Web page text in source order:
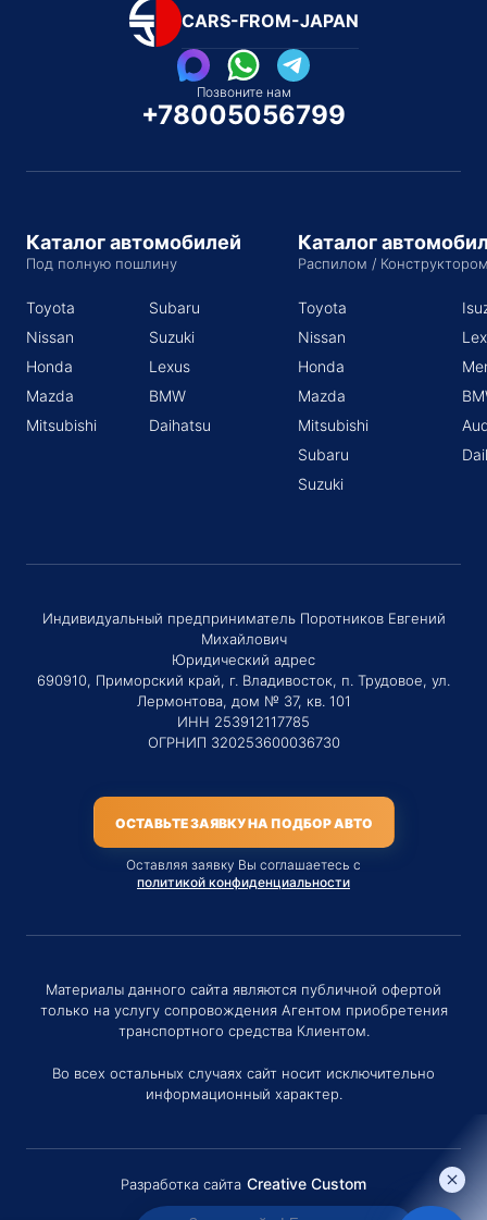
CARS-FROM-JAPAN
Позвоните нам
+78005056799
Каталог автомобилей
Под полную пошлину
Toyota
Nissan
Honda
Mazda
Mitsubishi
Subaru
Suzuki
Lexus
BMW
Daihatsu
Каталог
Распилом /
Toyota
Nissan
Honda
Mazda
Mitsubishi
Subaru
Suzuki
Индивидуальный предприниматель Поротников Евгений
Михайлович
Юридический адрес
690910, Приморский край, г. Владивосток, п. Трудовое, ул.
Лермонтова, дом № 37, кв. 101
ИНН 253912117785
ОГРНИП 320253600036730
ОСТАВЬТЕ ЗАЯВКУ НА ПОДБОР АВТО
Оставляя заявку Вы соглашаетесь с
политикой конфиденциальности
Материалы данного сайта являются публичной офертой
только на услугу сопровождения Агентом приобретения
транспортного средства Клиентом.
Во всех остальных случаях сайт носит исключительно
информационный характер.
Разработка сайта Creative Custom